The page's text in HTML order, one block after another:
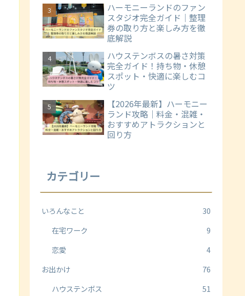
ハーモニーランドのファン
スタジオ完全ガイド｜整理
券の取り方と楽しみ方を徹
底解説
ハウステンボスの暑さ対策
完全ガイド！持ち物・休憩
スポット・快適に楽しむコ
ツ
【2026年最新】ハーモニー
ランド攻略｜料金・混雑・
おすすめアトラクションと
回り方
カテゴリー
いろんなこと
30
在宅ワーク
9
恋愛
4
お出かけ
76
ハウステンボス
51